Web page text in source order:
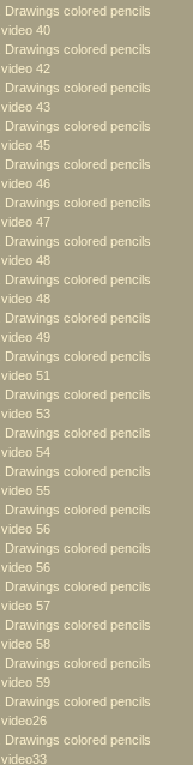
. Drawings colored pencils
.video 40
. Drawings colored pencils
.video 42
. Drawings colored pencils
.video 43
. Drawings colored pencils
.video 45
. Drawings colored pencils
.video 46
. Drawings colored pencils
.video 47
. Drawings colored pencils
.video 48
. Drawings colored pencils
.video 48
. Drawings colored pencils
.video 49
. Drawings colored pencils
.video 51
. Drawings colored pencils
.video 53
. Drawings colored pencils
.video 54
. Drawings colored pencils
.video 55
. Drawings colored pencils
.video 56
. Drawings colored pencils
.video 56
. Drawings colored pencils
.video 57
. Drawings colored pencils
.video 58
. Drawings colored pencils
.video 59
. Drawings colored pencils
.video26
. Drawings colored pencils
.video33